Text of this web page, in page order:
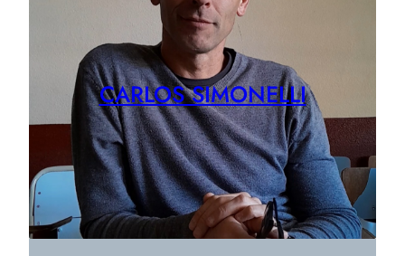
CARLOS SIMONELLI